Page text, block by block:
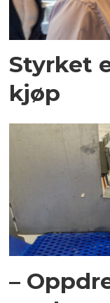
Styrket
kjøp
–